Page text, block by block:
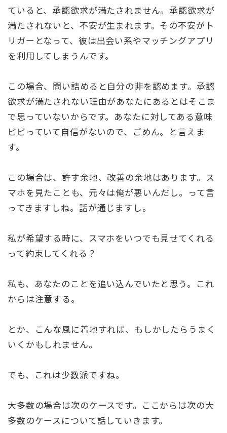
ていると、承認欲求が満たされません。承認欲求が
満たされないと、不安が生まれます。その不安がト
リガーとなって、彼は出会い系やマッチングアプリ
を利用してしまうんです。
この場合、問い詰めると自分の非を認めます。承認
欲求が満たされない理由があなたにあるとはそこま
で思っていないからです。あなたに対してある意味
ビビっていて自信がないので、ごめん。と言えま
す。
この場合は、許す余地、改善の余地はあります。ス
マホを見たことも、元々は俺が悪いんだし。って言
ってきますしね。話が通じますし。
私が希望する時に、スマホをいつでも見せてくれる
って約束してくれる？
私も、あなたのことを追い込んでいたと思う。これ
からは注意する。
とか、こんな風に着地すれば、もしかしたらうまく
いくかもしれません。
でも、これは少数派ですね。
大多数の場合は次のケースです。ここからは次の大
多数のケースについて話していきます。